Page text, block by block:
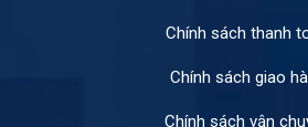
Chính sách thanh
Chính sách giao
Chính sách vận